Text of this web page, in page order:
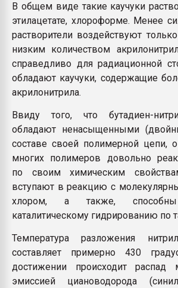
В общем виде такие каучуки
этилацетате, хлороформе. Менее
растворители воздействуют
низким количеством
справедливо для радиационной
обладают каучуки, содержащие
акрилонитрила.
Ввиду того, что бутадиен-
обладают ненасыщенными
составе своей полимерной цепи,
многих полимеров довольно
по своим химическим
вступают в реакцию с
хлором, а также, способны
каталитическому гидрированию по
Температура разложения
составляет примерно 430
достижении происходит распад
эмиссией циановодорода